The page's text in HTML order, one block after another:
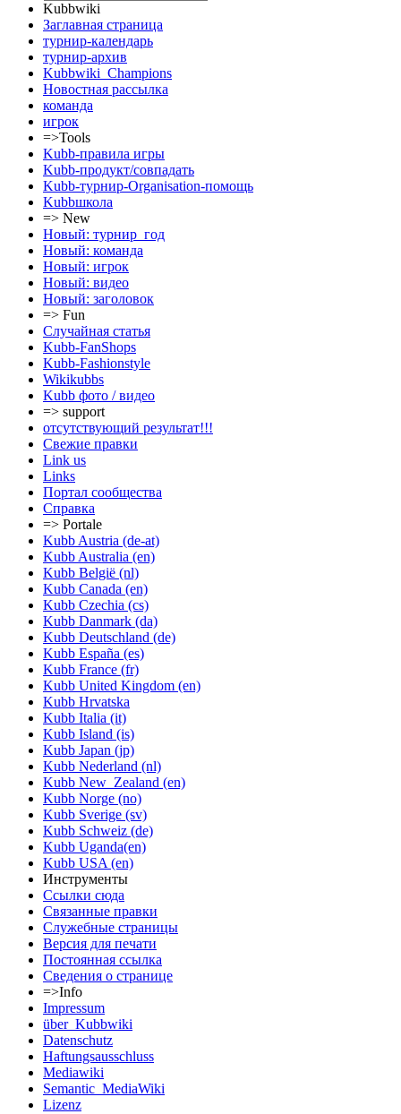
Kubbwiki
Заглавная страница
турнир-календарь
турнир-архив
Kubbwiki_Champions
Новостная рассылка
команда
игрок
=>Tools
Kubb-правила игры
Kubb-продукт/совпадать
Kubb-турнир-Organisation-помощь
Kubbшкола
=> New
Новый: турнир_год
Новый: команда
Новый: игрок
Новый: видео
Новый: заголовок
=> Fun
Случайная статья
Kubb-FanShops
Kubb-Fashionstyle
Wikikubbs
Kubb фото / видео
=> support
отсутствующий результат!!!
Свежие правки
Link us
Links
Портал сообщества
Справка
=> Portale
Kubb Austria (de-at)
Kubb Australia (en)
Kubb België (nl)
Kubb Canada (en)
Kubb Czechia (cs)
Kubb Danmark (da)
Kubb Deutschland (de)
Kubb España (es)
Kubb France (fr)
Kubb United Kingdom (en)
Kubb Hrvatska
Kubb Italia (it)
Kubb Island (is)
Kubb Japan (jp)
Kubb Nederland (nl)
Kubb New_Zealand (en)
Kubb Norge (no)
Kubb Sverige (sv)
Kubb Schweiz (de)
Kubb Uganda(en)
Kubb USA (en)
Инструменты
Ссылки сюда
Связанные правки
Служебные страницы
Версия для печати
Постоянная ссылка
Сведения о странице
=>Info
Impressum
über_Kubbwiki
Datenschutz
Haftungsausschluss
Mediawiki
Semantic_MediaWiki
Lizenz